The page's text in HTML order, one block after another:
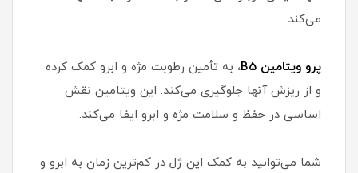
می‌کند.
پرو ویتامین B5 ، به تأمین رطوبت مژه و ابرو کمک کرده
و از ریزش آنها جلوگیری می‌کند. این ویتامین نقش
اساسی در حفظ و سلامت مژه و ابرو ایفا می‌کند.
شما می‌توانید به کمک این ژل در کم‌ترین زمان به ابرو و